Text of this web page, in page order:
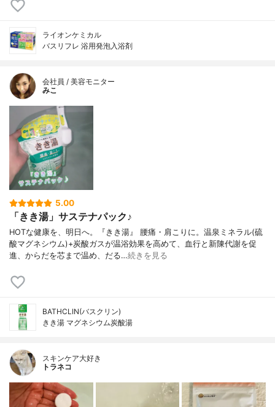
ライオンケミカル
バスリフレ 浴用発泡入浴剤
会社員 / 美容モニター
みこ
5.00
「きき湯」サステナパック♪
HOTな健康を、明日へ。『きき湯』 腰痛・肩こりに。温泉ミネラル(硫
酸マグネシウム)+炭酸ガスが温浴効果を高めて、血行と新陳代謝を促
進、からだを芯まで温め、だる…続きを見る
BATHCLIN(バスクリン)
きき湯 マグネシウム炭酸湯
スキンケア大好き
トラネコ